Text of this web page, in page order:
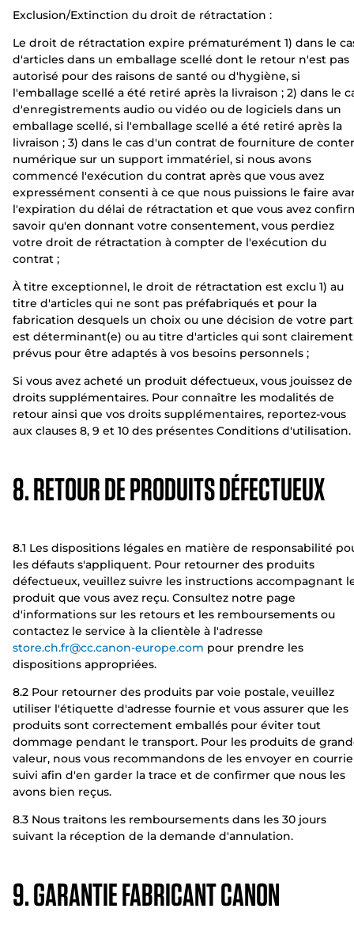
Exclusion/Extinction du droit de rétractation :
Le droit de rétractation expire prématurément 1) dans le
d'articles dans un emballage scellé dont le retour n'est pas
autorisé pour des raisons de santé ou d'hygiène, si
l'emballage scellé a été retiré après la livraison ; 2) dans le
d'enregistrements audio ou vidéo ou de logiciels dans un
emballage scellé, si l'emballage scellé a été retiré après la
livraison ; 3) dans le cas d'un contrat de fourniture de
numérique sur un support immatériel, si nous avons
commencé l'exécution du contrat après que vous avez
expressément consenti à ce que nous puissions le faire
l'expiration du délai de rétractation et que vous avez
savoir qu'en donnant votre consentement, vous perdiez
votre droit de rétractation à compter de l'exécution du
contrat ;
À titre exceptionnel, le droit de rétractation est exclu 1) au
titre d'articles qui ne sont pas préfabriqués et pour la
fabrication desquels un choix ou une décision de votre part
est déterminant(e) ou au titre d'articles qui sont clairement
prévus pour être adaptés à vos besoins personnels ;
Si vous avez acheté un produit défectueux, vous jouissez de
droits supplémentaires. Pour connaître les modalités de
retour ainsi que vos droits supplémentaires, reportez-vous
aux clauses 8, 9 et 10 des présentes Conditions d'utilisation.
8. RETOUR DE PRODUITS DÉFECTUEUX
8.1 Les dispositions légales en matière de responsabilité
les défauts s'appliquent. Pour retourner des produits
défectueux, veuillez suivre les instructions accompagnant
produit que vous avez reçu. Consultez notre page
d'informations sur les retours et les remboursements ou
contactez le service à la clientèle à l'adresse
store.ch.fr@cc.canon-europe.com pour prendre les
dispositions appropriées.
8.2 Pour retourner des produits par voie postale, veuillez
utiliser l'étiquette d'adresse fournie et vous assurer que les
produits sont correctement emballés pour éviter tout
dommage pendant le transport. Pour les produits de
valeur, nous vous recommandons de les envoyer en
suivi afin d'en garder la trace et de confirmer que nous les
avons bien reçus.
8.3 Nous traitons les remboursements dans les 30 jours
suivant la réception de la demande d'annulation.
9. GARANTIE FABRICANT CANON